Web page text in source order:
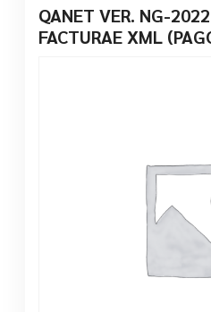
28 Mar, 2022
QANET VER. NG-
FACTURAE XML